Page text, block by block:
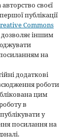
своєї
публікації
Commons
дозволяє іншим
на
додаткові
роботи
цим
в
у
посилання на